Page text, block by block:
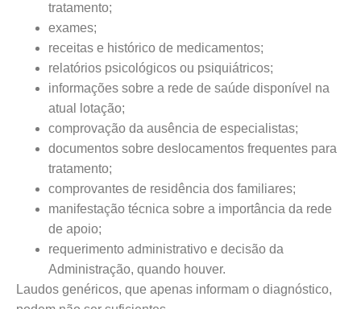
tratamento;
exames;
receitas e histórico de medicamentos;
relatórios psicológicos ou psiquiátricos;
informações sobre a rede de saúde disponível na
atual lotação;
comprovação da ausência de especialistas;
documentos sobre deslocamentos frequentes para
tratamento;
comprovantes de residência dos familiares;
manifestação técnica sobre a importância da rede
de apoio;
requerimento administrativo e decisão da
Administração, quando houver.
Laudos genéricos, que apenas informam o diagnóstico,